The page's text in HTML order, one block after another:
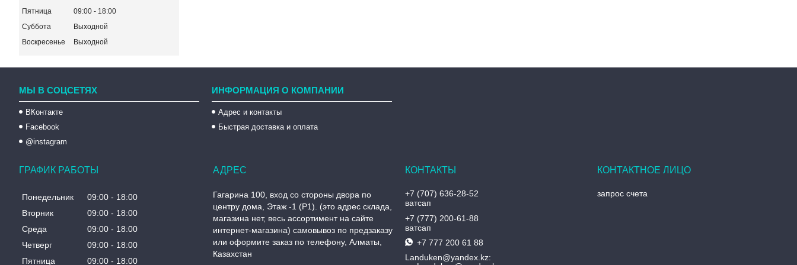
Пятница
09:00
18:00
Суббота
Выходной
Воскресенье
Выходной
МЫ В СОЦСЕТЯХ
ВКонтакте
Facebook
@instagram
ИНФОРМАЦИЯ О КОМПАНИИ
Адрес и контакты
Быстрая доставка и оплата
ГРАФИК РАБОТЫ
Понедельник 09:00
18:00
Вторник
09:00
18:00
Среда
09:00
18:00
Четверг
09:00
18:00
Пятница
09:00 18:00
Гагарина 100, вход со стороны двора по
центру дома, Этаж -1 (P1). (это адрес склада,
магазина нет, весь ассортимент на сайте
интернет-магазина) самовывоз по предзаказу
или оформите заказ по телефону, Алматы,
Казахстан
+7 (707) 636-28-52
ватсап
+7 (777) 200-61-88
ватсап
+7 777 200 61 88
Landuken@yandex.kz
запрос счета